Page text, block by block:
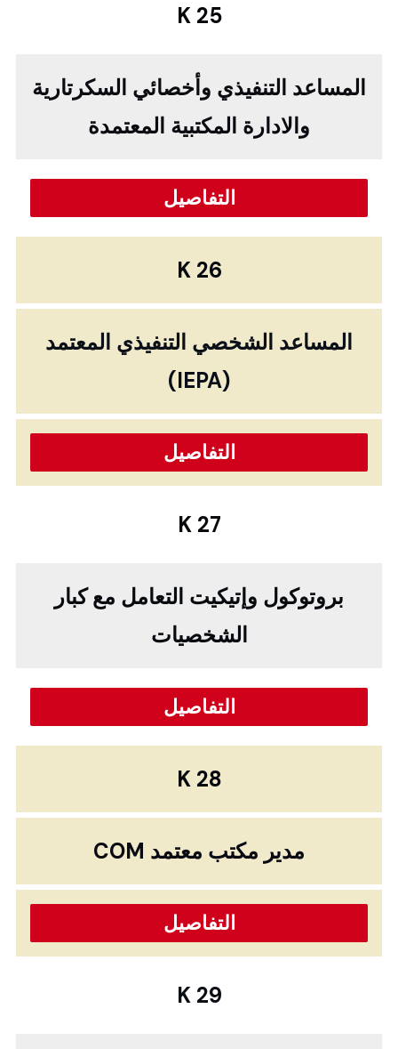
K 25
المساعد التنفيذي وأخصائي السكرتارية
والادارة المكتبية المعتمدة
التفاصيل
K 26
المساعد الشخصي التنفيذي المعتمد
(IEPA)
التفاصيل
K 27
بروتوكول وإتيكيت التعامل مع كبار
الشخصيات
التفاصيل
K 28
مدير مكتب معتمد COM
التفاصيل
K 29